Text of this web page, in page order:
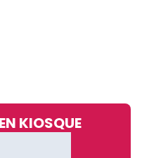
KIOSQUE